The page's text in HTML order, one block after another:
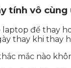
tính vô cùng
để thay
thay khi thay
mắc nào